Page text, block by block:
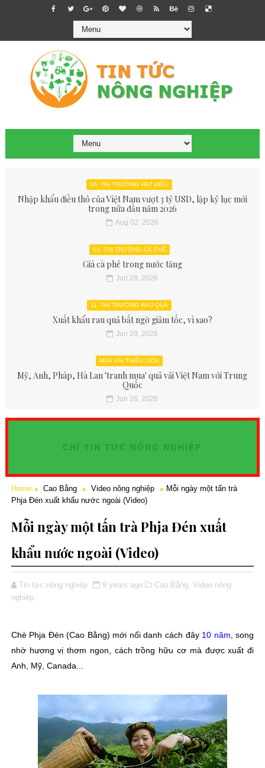
06. THỊ TRƯỜNG HẠT ĐIỀU
Nhập khẩu điều thô của Việt Nam vượt 3 tỷ USD, lập kỷ lục mới
trong nửa đầu năm 2026
Aug 02, 2026
03. THỊ TRƯỜNG CÀ PHÊ
Giá cà phê trong nước tăng
Jun 28, 2026
11. THỊ TRƯỜNG RAU QUẢ
Xuất khẩu rau quả bất ngờ giảm tốc, vì sao?
Jun 28, 2026
MÙA VẢI THIỀU 2026
Mỹ, Anh, Pháp, Hà Lan 'tranh mua' quả vải Việt Nam với Trung
Quốc
Jun 28, 2026
CHỈ TIN TỨC NÔNG NGHIỆP
Home Cao Bằng Video nông nghiệp
Mỗi ngày một tấn trà
Phja Đén xuất khẩu nước ngoài (Video)
Mỗi ngày một tấn trà Phja Đén xuất
khẩu nước ngoài (Video)
Tin tức nông nghiệp 9 years ago Cao Bằng, Video nông
nghiệp,
Chè Phja Đén (Cao Bằng) mới nổi danh cách đây 10 năm , song
nhờ hương vị thơm ngon, cách trồng hữu cơ mà được xuất đi
Anh, Mỹ, Canada...